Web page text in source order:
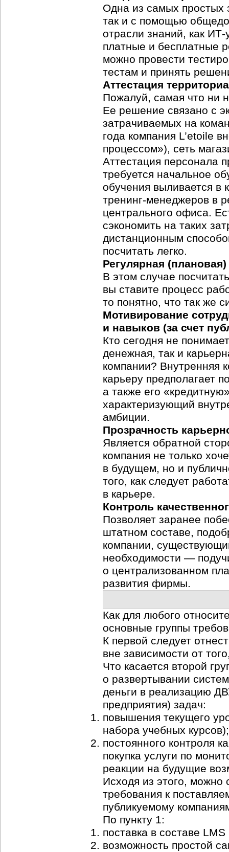
Одна из самых
так и с помощью
отрасли знаний, как ИТ-
платные и бесплатные
можно провести
тестам и принять
Аттестация
Пожалуй, самая что ни
Ее решение связано с
затрачиваемых на
года компания L’etoile
процессом»), сеть
Аттестация персонала
требуется начальное
обучения выливается в
тренинг-менеджеров в
центрального офиса.
сэкономить на таких
дистанционным
посчитать легко.
Регулярная
В этом случае
вы ставите процесс
то понятно, что так же
Мотивирование
и навыков (за счет
Кто сегодня не
денежная, так и
компании? Внутренняя
карьеру предполагает
а также его
характеризующий
амбиции.
Прозрачность
Является обратной
компания не только
в будущем, но и
того, как следует
в карьере.
Контроль
Позволяет заранее
штатном составе,
компании,
необходимости —
о централизованном
развития фирмы.
Как для любого
основные группы
К первой следует
вне зависимости от
Что касается второй
о развертывании
деньги в реализацию
предприятия) задач:
повышения текущего
набора учебных курсов);
постоянного контроля
покупка услуги по
реакции на будущие
Исходя из этого,
требования к
публикуемому
По пункту 1:
поставка в составе
возможность простой